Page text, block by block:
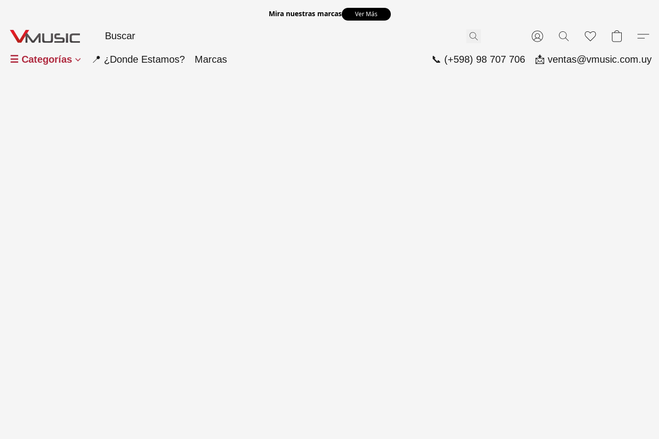
Mira nuestras marcas Ver Más
☰ Categorías 📍 ¿Donde Estamos? Marcas 📞 (+598) 98 707 706 📩 ventas@vmusic.com.uy